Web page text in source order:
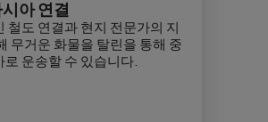
아 연결
철도 연결과 현지 전문가의 지
무거운 화물을 탈린을 통해 중
로 운송할 수 있습니다.